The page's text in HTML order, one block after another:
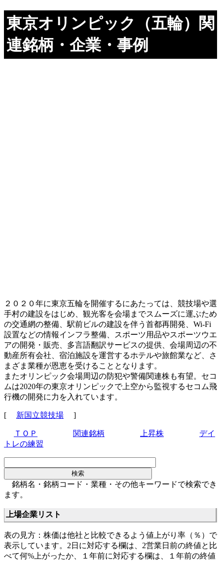
東京オリンピック（五輪）関
連銘柄・企業・事例
２０２０年に東京五輪を開催するにあたっては、競技場や選
手村の建設をはじめ、観光客を会場までスムーズに運ぶため
の交通網の整備、駅前ビルの建設を伴う首都再開発、Wi-Fi
設置などの情報インフラ整備、スポーツ用品やスポーツウエ
アの開発・販売、多言語翻訳サービスの提供、会場周辺の不
動産所有会社、宿泊施設を運営するホテルや旅館業など、さ
まざま業種が恩恵を受けることとなります。
またオリンピック会場周辺の防犯や警備関連株も有望。セコ
ムは2020年の東京オリンピックで上空から監視するセコム飛
行機の開発に力を入れています。
[ 新国立競技場 ]
ＴＯＰ 関連銘柄 上昇株
デイ
トレの練習
銘柄名・銘柄コード・業種・その他キーワードで検索でき
ます。
上場企業リスト
表の見方：株価は他社と比較できるよう値上がり率（％）で
表示しています。2日に対応する欄は、2営業日前の終値と比
べて何%上がったか、１年前に対応する欄は、１年前の終値